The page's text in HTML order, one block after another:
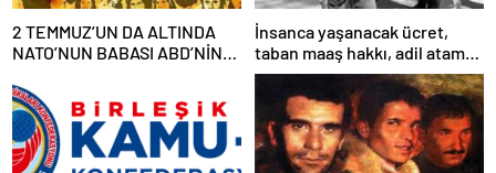
2 TEMMUZ’UN DA ALTINDA
NATO’NUN BABASI ABD’NİN
İnsanca yaşanacak ücret,
taban maaş hakkı, adil atama
sistemi, laik, bilimsel,
demokratik, parasız bir eğitim
sistemi sağlanana dek
mücadelemizi sürdüreceğiz.